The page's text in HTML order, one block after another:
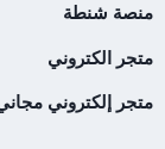
منصة شنطة
متجر الكتروني
متجر إلكتروني مجاني